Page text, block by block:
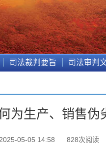
司法裁判要旨 司法审判
为生产、销售伪
2025-05-05 14:58 828次阅读